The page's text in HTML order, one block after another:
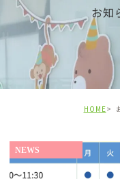
お知
HOME
NEWS